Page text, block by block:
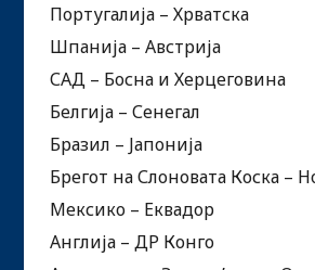
Португалија – Хрватска
Шпанија – Австрија
САД – Босна и Херцеговина
Белгија – Сенегал
Бразил – Јапонија
Брегот на Слоновата Коска –
Мексико – Еквадор
Англија – ДР Конго